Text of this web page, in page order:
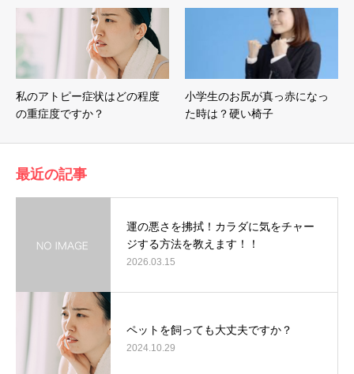
私のアトピー症状はどの程度
の重症度ですか？
小学生のお尻が真っ赤になっ
た時は？硬い椅子
最近の記事
運の悪さを拂拭！カラダに気をチャー
ジする方法を教えます！！
2026.03.15
ペットを飼っても大丈夫ですか？
2024.10.29